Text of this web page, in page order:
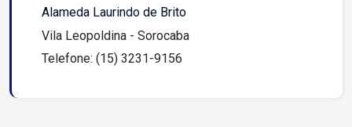
Alameda Laurindo de Brito
Vila Leopoldina - Sorocaba
Telefone: (15) 3231-9156